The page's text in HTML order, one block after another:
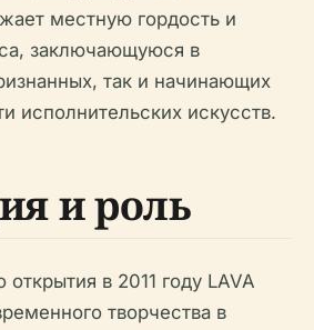
местную гордость и
заключающуюся в
так и начинающих
исполнительских искусств.
и роль
в 2011 году LAVA
творчества в